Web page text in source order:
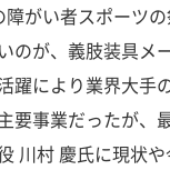
がい者スポーツ
のが、義肢装具メ
躍により業界大手
要事業だったが、
川村 慶氏に現状